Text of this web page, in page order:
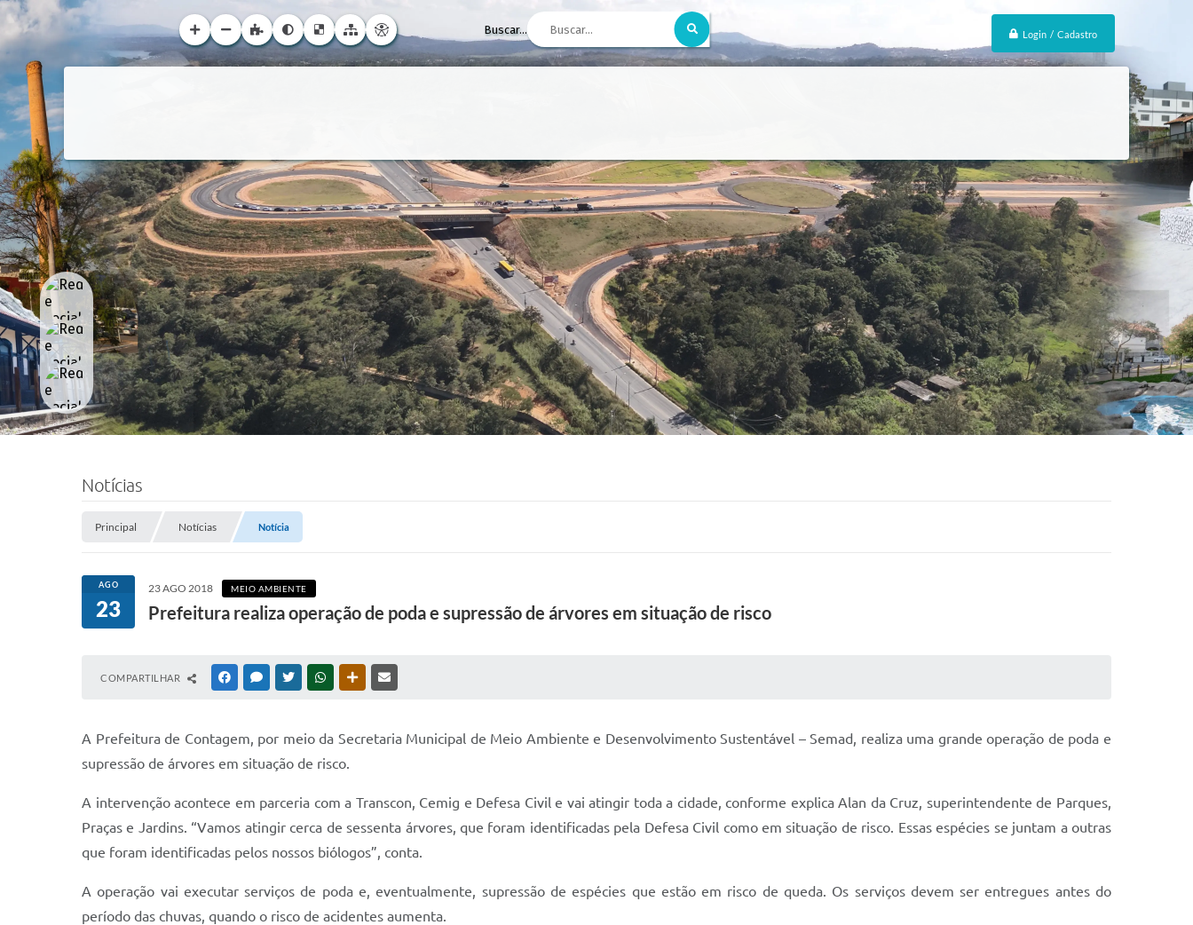
Login / Cadastro
Buscar...
Notícias
Principal Notícias Notícia
AGO
23
23 AGO 2018 MEIO AMBIENTE
Prefeitura realiza operação de poda e supressão de árvores em situação de risco
COMPARTILHAR FACEBOOKMESSENGER
TWITTERWHATSAPPOUTRAS MÍDIAS
A Prefeitura de Contagem, por meio da Secretaria Municipal de Meio Ambiente e Desenvolvimento Sustentável – Semad, realiza uma grande operação de poda e
supressão de árvores em situação de risco.
A intervenção acontece em parceria com a Transcon, Cemig e Defesa Civil e vai atingir toda a cidade, conforme explica Alan da Cruz, superintendente de Parques,
Praças e Jardins. “Vamos atingir cerca de sessenta árvores, que foram identificadas pela Defesa Civil como em situação de risco. Essas espécies se juntam a outras
que foram identificadas pelos nossos biólogos”, conta.
A operação vai executar serviços de poda e, eventualmente, supressão de espécies que estão em risco de queda. Os serviços devem ser entregues antes do
período das chuvas, quando o risco de acidentes aumenta.